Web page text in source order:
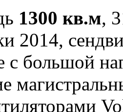
1300 кв.м,
2014,
с большой